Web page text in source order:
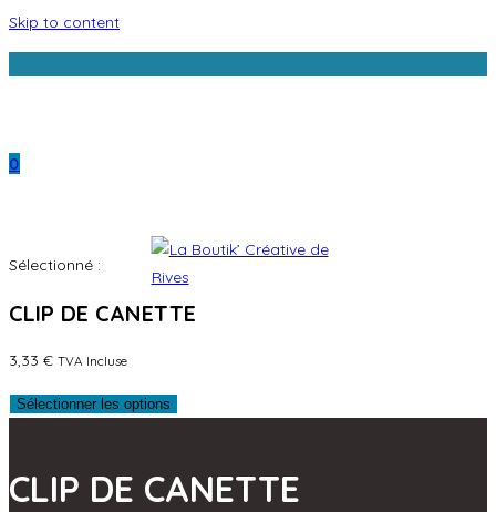
Skip to content
0
Sélectionné :
CLIP DE CANETTE
3,33 € TVA Incluse
Sélectionner les options
CLIP DE CANETTE